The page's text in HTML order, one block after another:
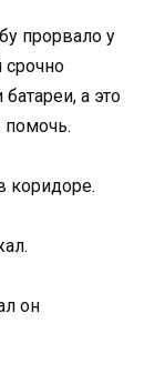
прорвало у
срочно
а это
помочь.
коридоре.
он